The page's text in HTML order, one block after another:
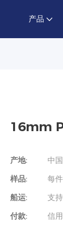
产品
16mm
产地:
中国
样品:
每
船运:
支
付款:
信